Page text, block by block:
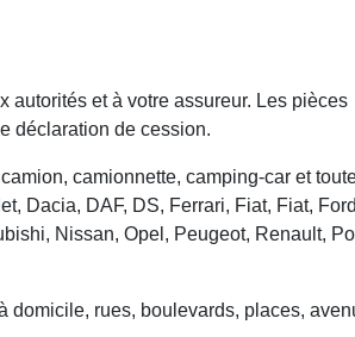
autorités et à votre assureur. Les pièces
déclaration de cession.
camionnette, camping-car et
Dacia, DAF, DS, Ferrari, Fiat, Fiat,
Nissan, Opel, Peugeot, Renault,
domicile, rues, boulevards, places,